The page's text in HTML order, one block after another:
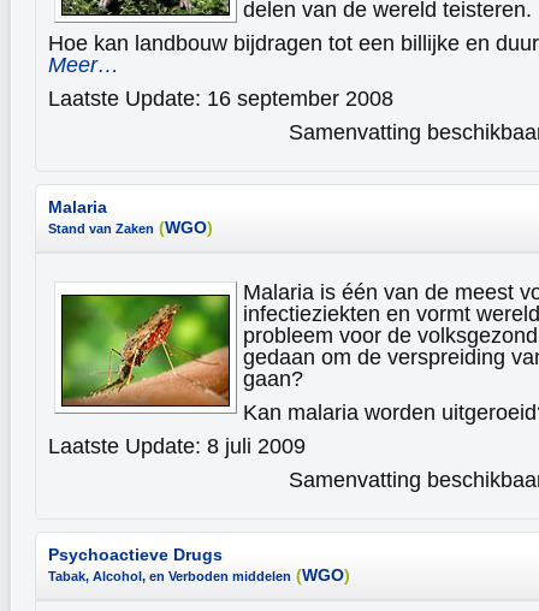
delen van de wereld teisteren.
Hoe kan landbouw bijdragen tot een billijke en
Meer…
Laatste Update: 16 september 2008
Samenvatting
Malaria
Stand van Zaken (WGO)
Malaria is één van de meest
infectieziekten en vormt
probleem voor de
gedaan om de verspreiding
gaan?
Kan malaria worden
Laatste Update: 8 juli 2009
Samenvatting
Psychoactieve Drugs
Tabak, Alcohol, en Verboden middelen (WGO)